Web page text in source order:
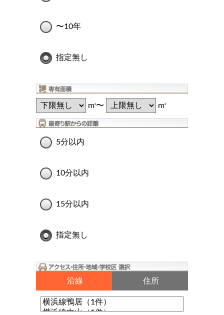
〜10年
指定無し
m2〜 m2
5分以内
10分以内
15分以内
指定無し
沿線 住所